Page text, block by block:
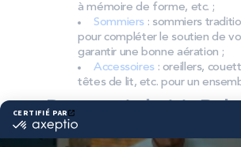
à mémoire de forme, etc. ;
Sommiers : sommiers
pour compléter le soutien de
garantir une bonne aération ;
Accessoires: oreillers,
têtes de lit, etc. pour un
Pourquoi choisir
literie ?